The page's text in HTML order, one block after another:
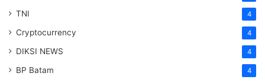
TNI 4
Cryptocurrency 4
DIKSI NEWS 4
BP Batam 4